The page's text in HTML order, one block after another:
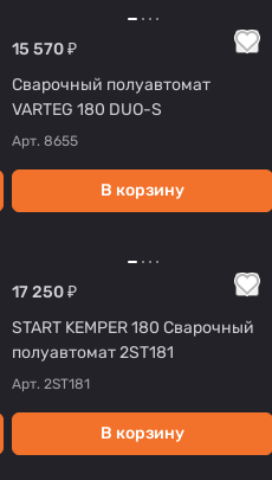
15 570 ₽
Сварочный полуавтомат
VARTEG 180 DUO-S
Арт. 8655
В корзину
17 250 ₽
START KEMPER 180 Сварочный
полуавтомат 2ST181
Арт. 2ST181
В корзину